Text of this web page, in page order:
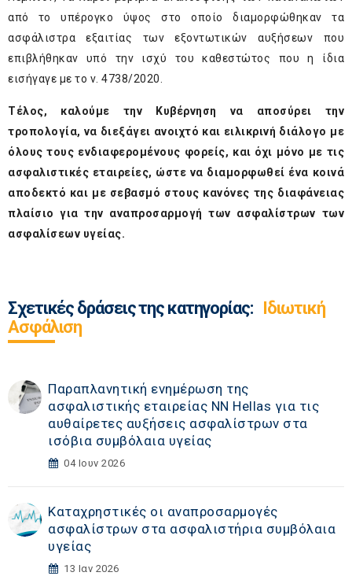
από το υπέρογκο ύψος στο οποίο διαμορφώθηκαν τα
ασφάλιστρα εξαιτίας των εξοντωτικών αυξήσεων που
επιβλήθηκαν υπό την ισχύ του καθεστώτος που η ίδια
εισήγαγε με το ν. 4738/2020.
Τέλος, καλούμε την Κυβέρνηση να αποσύρει την
τροπολογία, να διεξάγει ανοιχτό και ειλικρινή διάλογο με
όλους τους ενδιαφερομένους φορείς, και όχι μόνο με τις
ασφαλιστικές εταιρείες, ώστε να διαμορφωθεί ένα κοινά
αποδεκτό και με σεβασμό στους κανόνες της διαφάνειας
πλαίσιο για την αναπροσαρμογή των ασφαλίστρων των
ασφαλίσεων υγείας.
Σχετικές δράσεις της κατηγορίας: Ιδιωτική
Ασφάλιση
Παραπλανητική ενημέρωση της
ασφαλιστικής εταιρείας ΝΝ Hellas για τις
αυθαίρετες αυξήσεις ασφαλίστρων στα
ισόβια συμβόλαια υγείας
04 Ιουν 2026
Καταχρηστικές οι αναπροσαρμογές
ασφαλίστρων στα ασφαλιστήρια συμβόλαια
υγείας
13 Ιαν 2026